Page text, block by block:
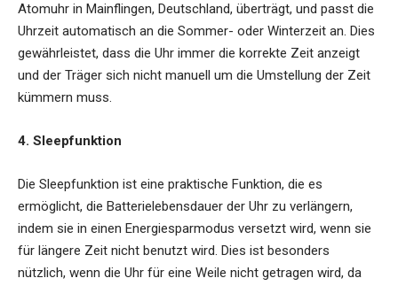
Atomuhr in Mainflingen, Deutschland, überträgt, und passt die
Uhrzeit automatisch an die Sommer- oder Winterzeit an. Dies
gewährleistet, dass die Uhr immer die korrekte Zeit anzeigt
und der Träger sich nicht manuell um die Umstellung der Zeit
kümmern muss.
4. Sleepfunktion
Die Sleepfunktion ist eine praktische Funktion, die es
ermöglicht, die Batterielebensdauer der Uhr zu verlängern,
indem sie in einen Energiesparmodus versetzt wird, wenn sie
für längere Zeit nicht benutzt wird. Dies ist besonders
nützlich, wenn die Uhr für eine Weile nicht getragen wird, da